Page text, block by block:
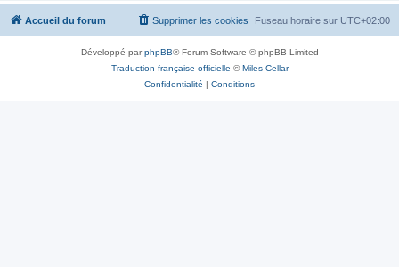
Accueil du forum Fuseau horaire sur UTC+02:00
Supprimer les cookies
Développé parphpBB® Forum Software © phpBB Limited
Traduction française officielle ©Miles Cellar
Confidentialité | Conditions